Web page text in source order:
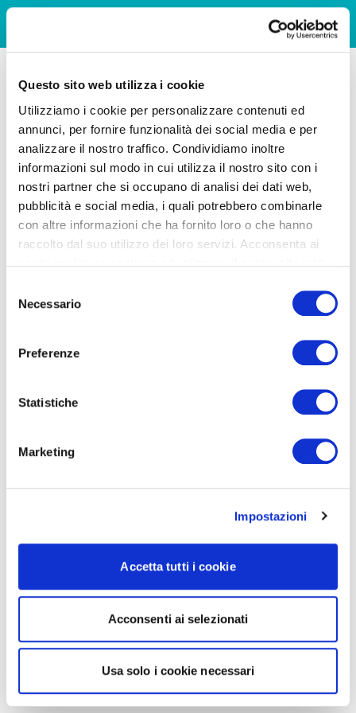
Questo sito web utilizza i cookie
Utilizziamo i cookie per personalizzare contenuti ed
annunci, per fornire funzionalità dei social media e per
analizzare il nostro traffico. Condividiamo inoltre
informazioni sul modo in cui utilizza il nostro sito con i
nostri partner che si occupano di analisi dei dati web,
pubblicità e social media, i quali potrebbero combinarle
con altre informazioni che ha fornito loro o che hanno
raccolto dal suo utilizzo dei loro servizi. Acconsenta ai
delNecessario
Preferenze
Statistiche
Marketing
Impostazioni
Accetta tutti i cookie
Acconsenti ai selezionati
Usa solo i cookie necessari